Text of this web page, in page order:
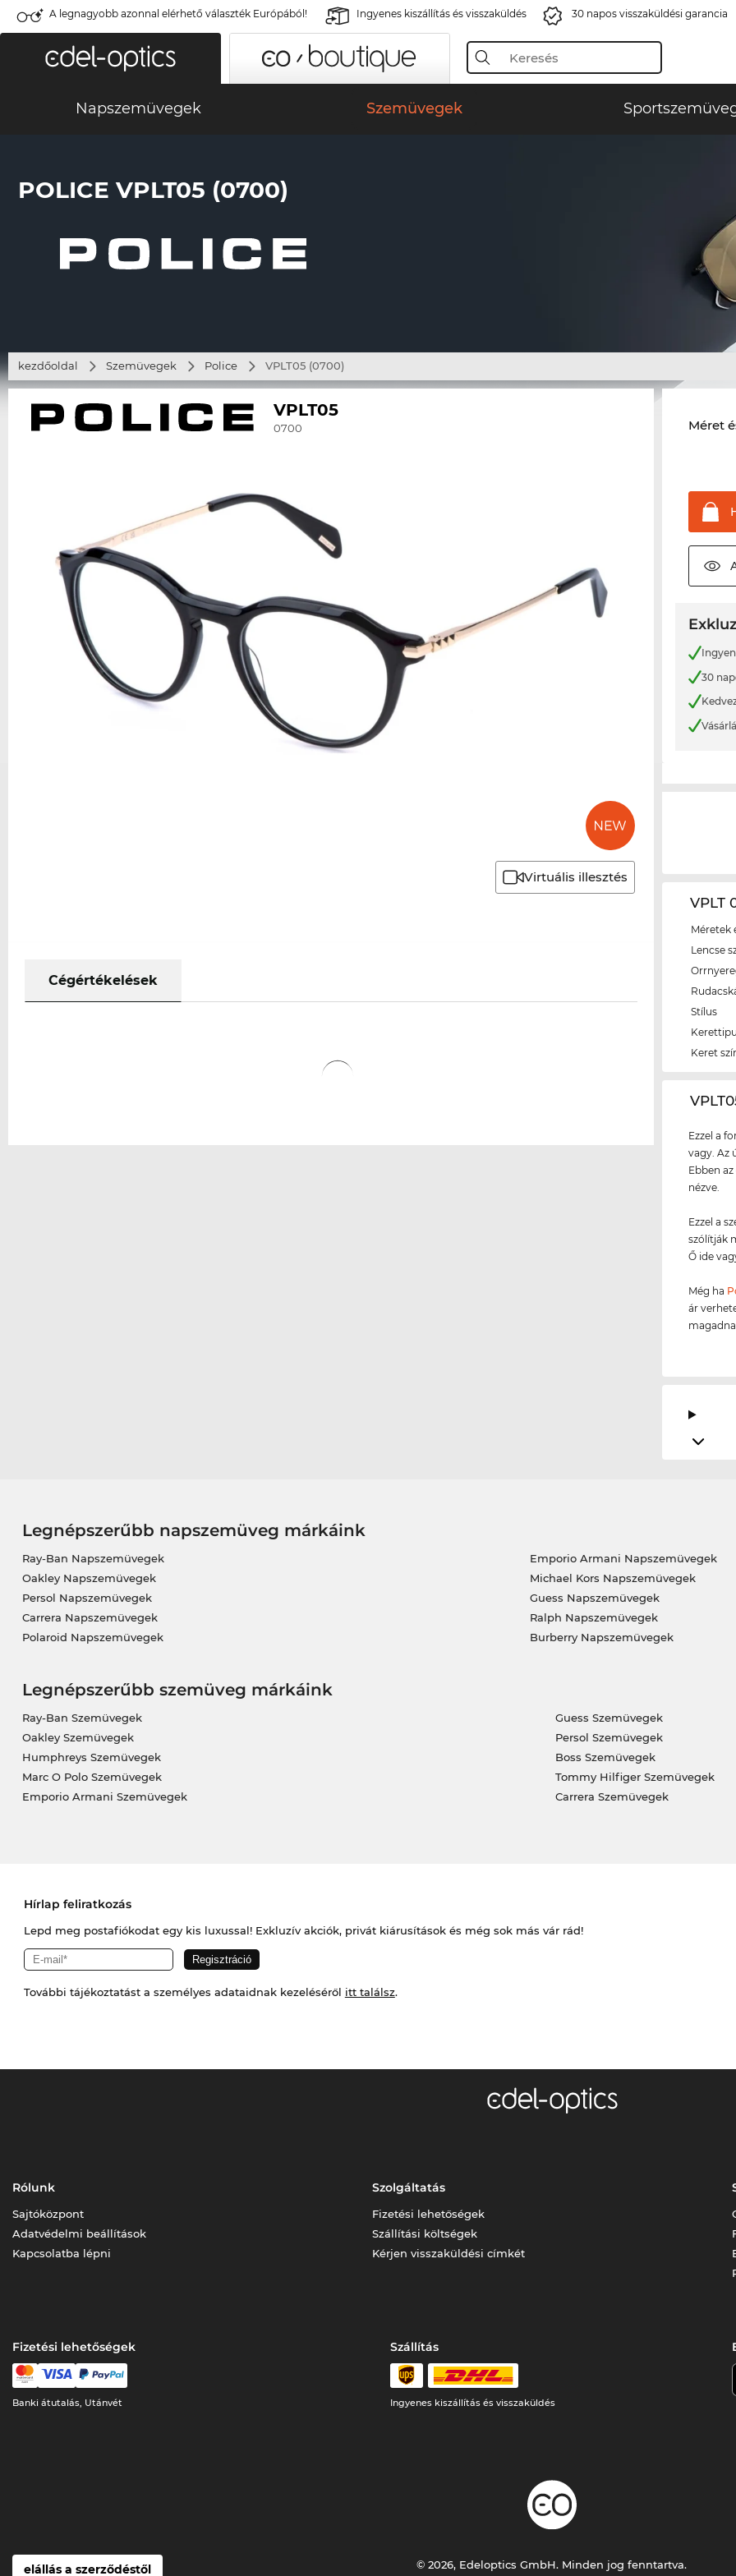
A legnagyobb azonnal elérhető választék Európából! Ingyenes kiszállítás és visszaküldés 30 napos visszaküldési garancia
Napszemüvegek Szemüvegek
POLICE VPLT05 (0700)
kezdőoldal Szemüvegek Police VPLT05 (0700)
VPLT05
0700
Virtuális illesztés
Cégértékelések
Méret
30
VPLT
Méretek
Lencse
Stílus
Keret
Ezzel a
vagy. Az
Ebben
nézve.
Ezzel a
szólítják
Ő ide
Még ha
ár
Legnépszerűbb napszemüveg márkáink
Ray-Ban Napszemüvegek
Oakley Napszemüvegek
Persol Napszemüvegek
Carrera Napszemüvegek
Polaroid Napszemüvegek
Emporio Armani Napszemüvegek
Michael Kors Napszemüvegek
Guess Napszemüvegek
Ralph Napszemüvegek
Burberry Napszemüvegek
Legnépszerűbb szemüveg márkáink
Ray-Ban Szemüvegek
Oakley Szemüvegek
Humphreys Szemüvegek
Marc O Polo Szemüvegek
Emporio Armani Szemüvegek
Guess Szemüvegek
Persol Szemüvegek
Boss Szemüvegek
Tommy Hilfiger Szemüvegek
Carrera Szemüvegek
Hírlap feliratkozás
Lepd meg postafiókodat egy kis luxussal! Exkluzív akciók, privát kiárusítások és még sok más vár rád!
További tájékoztatást a személyes adataidnak kezeléséről itt találsz.
Rólunk
Sajtóközpont
Adatvédelmi beállítások
Kapcsolatba lépni
Szolgáltatás
Fizetési lehetőségek
Szállítási költségek
Kérjen visszaküldési címkét
Fizetési lehetőségek
Banki átutalás, Utánvét
Szállítás
Ingyenes kiszállítás és visszaküldés
elállás a szerződéstől © 2026, Edeloptics GmbH. Minden jog fenntartva.